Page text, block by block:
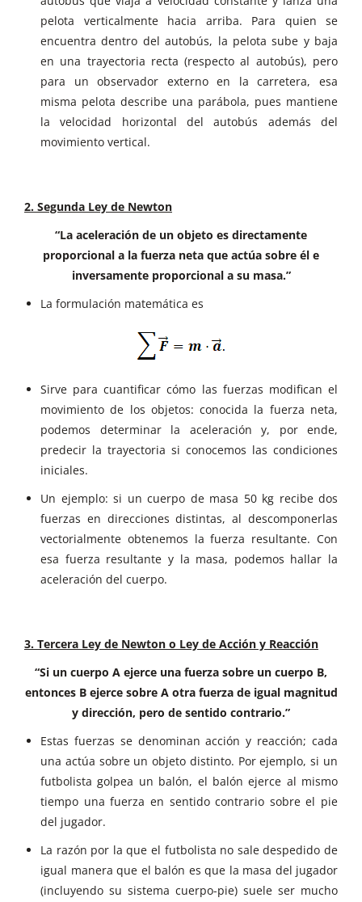
pelota verticalmente hacia arriba. Para quien se
encuentra dentro del autobús, la pelota sube y baja
en una trayectoria recta (respecto al autobús), pero
para un observador externo en la carretera, esa
misma pelota describe una parábola, pues mantiene
la velocidad horizontal del autobús además del
movimiento vertical.
2. Segunda Ley de Newton
“La aceleración de un objeto es directamente
proporcional a la fuerza neta que actúa sobre él e
inversamente proporcional a su masa.”
La formulación matemática es
Sirve para cuantificar cómo las fuerzas modifican el
movimiento de los objetos: conocida la fuerza neta,
podemos determinar la aceleración y, por ende,
predecir la trayectoria si conocemos las condiciones
iniciales.
Un ejemplo: si un cuerpo de masa 50 kg recibe dos
fuerzas en direcciones distintas, al descomponerlas
vectorialmente obtenemos la fuerza resultante. Con
esa fuerza resultante y la masa, podemos hallar la
aceleración del cuerpo.
3. Tercera Ley de Newton o Ley de Acción y Reacción
“Si un cuerpo A ejerce una fuerza sobre un cuerpo B,
entonces B ejerce sobre A otra fuerza de igual magnitud
y dirección, pero de sentido contrario.”
Estas fuerzas se denominan acción y reacción; cada
una actúa sobre un objeto distinto. Por ejemplo, si un
futbolista golpea un balón, el balón ejerce al mismo
tiempo una fuerza en sentido contrario sobre el pie
del jugador.
La razón por la que el futbolista no sale despedido de
igual manera que el balón es que la masa del jugador
(incluyendo su sistema cuerpo-pie) suele ser mucho